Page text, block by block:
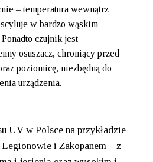
– temperatura wewnątrz
w bardzo wąskim
czujnik jest
osuszacz, chroniący przed
poziomicę, niezbędną do
urządzenia.